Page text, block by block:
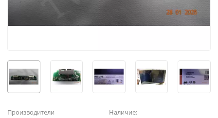
Производители Наличие: